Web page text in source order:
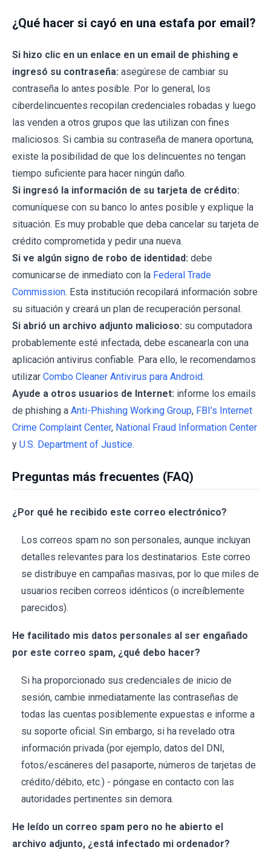
¿Qué hacer si cayó en una estafa por email?
Si hizo clic en un enlace en un email de phishing e
ingresó su contraseña: asegúrese de cambiar su
contraseña lo antes posible. Por lo general, los
ciberdelincuentes recopilan credenciales robadas y luego
las venden a otros grupos que las utilizan con fines
maliciosos. Si cambia su contraseña de manera oportuna,
existe la posibilidad de que los delincuentes no tengan
tiempo suficiente para hacer ningún daño.
Si ingresó la información de su tarjeta de crédito:
comuníquese con su banco lo antes posible y explique la
situación. Es muy probable que deba cancelar su tarjeta de
crédito comprometida y pedir una nueva.
Si ve algún signo de robo de identidad: debe
comunicarse de inmediato con la Federal Trade
Commission. Esta institución recopilará información sobre
su situación y creará un plan de recuperación personal.
Si abrió un archivo adjunto malicioso: su computadora
probablemente esté infectada, debe escanearla con una
aplicación antivirus confiable. Para ello, le recomendamos
utilizar Combo Cleaner Antivirus para Android.
Ayude a otros usuarios de Internet: informe los emails
de phishing a Anti-Phishing Working Group, FBI’s Internet
Crime Complaint Center, National Fraud Information Center
y U.S. Department of Justice.
Preguntas más frecuentes (FAQ)
¿Por qué he recibido este correo electrónico?
Los correos spam no son personales, aunque incluyan
detalles relevantes para los destinatarios. Este correo
se distribuye en campañas masivas, por lo que miles de
usuarios reciben correos idénticos (o increíblemente
parecidos).
He facilitado mis datos personales al ser engañado
por este correo spam, ¿qué debo hacer?
Si ha proporcionado sus credenciales de inicio de
sesión, cambie inmediatamente las contraseñas de
todas las cuentas posiblemente expuestas e informe a
su soporte oficial. Sin embargo, si ha revelado otra
información privada (por ejemplo, datos del DNI,
fotos/escáneres del pasaporte, números de tarjetas de
crédito/débito, etc.) - póngase en contacto con las
autoridades pertinentes sin demora.
He leído un correo spam pero no he abierto el
archivo adjunto, ¿está infectado mi ordenador?